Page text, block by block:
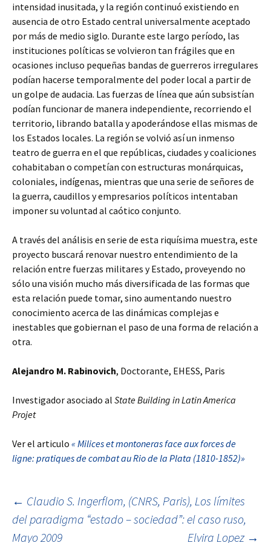
intensidad inusitada, y la región continuó existiendo en
ausencia de otro Estado central universalmente aceptado
por más de medio siglo. Durante este largo período, las
instituciones políticas se volvieron tan frágiles que en
ocasiones incluso pequeñas bandas de guerreros irregulares
podían hacerse temporalmente del poder local a partir de
un golpe de audacia. Las fuerzas de línea que aún subsistían
podían funcionar de manera independiente, recorriendo el
territorio, librando batalla y apoderándose ellas mismas de
los Estados locales. La región se volvió así un inmenso
teatro de guerra en el que repúblicas, ciudades y coaliciones
cohabitaban o competían con estructuras monárquicas,
coloniales, indígenas, mientras que una serie de señores de
la guerra, caudillos y empresarios políticos intentaban
imponer su voluntad al caótico conjunto.
A través del análisis en serie de esta riquísima muestra, este
proyecto buscará renovar nuestro entendimiento de la
relación entre fuerzas militares y Estado, proveyendo no
sólo una visión mucho más diversificada de las formas que
esta relación puede tomar, sino aumentando nuestro
conocimiento acerca de las dinámicas complejas e
inestables que gobiernan el paso de una forma de relación a
otra.
Alejandro M. Rabinovich, Doctorante, EHESS, Paris
Investigador asociado al State Building in Latin America
Projet
Ver el articulo « Milices et montoneras face aux forces de
ligne: pratiques de combat au Rio de la Plata (1810-1852)»
Ir a la entrada
← Claudio S. Ingerflom, (CNRS, Paris), Los límites
del paradigma “estado – sociedad”: el caso ruso,
Mayo 2009
Elvira Lopez →